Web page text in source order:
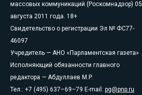
массовых коммуникаций (Роскомнадзор) 05
августа 2011 года. 18+
Свидетельство о регистрации Эл № ФС77-
46097
Учредитель — АНО «Парламентская газета»
Исполняющий обязанности главного
редактора — Абдуллаев М.Р.
Тел.: +7 (495) 637–69–79 E-mail: pg@pnp.ru